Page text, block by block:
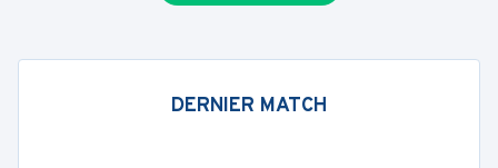
DERNIER MATCH